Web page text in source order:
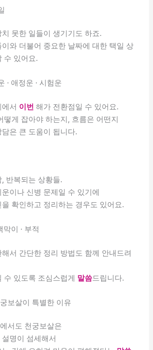
못한 일들이 생기기도 하죠.
와 더불어 중요한 날짜에 대한 택일 상
수 있어요.
· 애정운 · 시험운
서 이번 해가 전환점일 수 있어요.
떻게 잡아야 하는지, 흐름은 어떤지
은 큰 도움이 됩니다.
반복되는 상황들.
이나 신병 문제일 수 있기에
확인하고 정리하는 경우도 있어요.
막이 · 부적
서 간단한 정리 방법도 함께 안내드려
수 있도록 조심스럽게 말씀드립니다.
보살이 특별한 이유
서도 천궁보살은
명이 섬세해서